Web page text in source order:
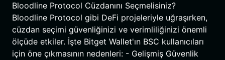
Bloodline Protocol Cüzdanını Seçmelisiniz?
Bloodline Protocol gibi DeFi projeleriyle uğraşırken,
cüzdan seçimi güvenliğinizi ve verimliliğinizi önemli
ölçüde etkiler. İşte Bitget Wallet'ın BSC kullanıcıları
için öne çıkmasının nedenleri: - Gelişmiş Güvenlik